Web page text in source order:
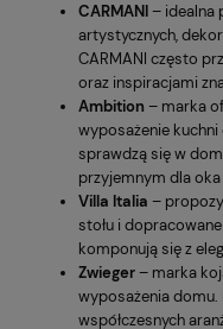
CARMANI– idealna
artystycznych,
CARMANI często
oraz inspiracjami
Ambition – marka
wyposażenie
sprawdzą się w
przyjemnym dla
Villa Italia –
stołu i
komponują się z
Zwieger– marka
wyposażenia domu.
współczesnych